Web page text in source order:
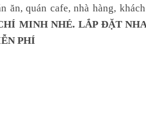
ăn, quán cafe, nhà hàng,
MINH NHÉ. LẮP ĐẶT
PHÍ